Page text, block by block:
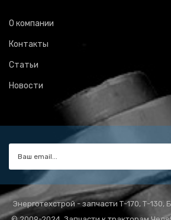
О компании
Контакты
Статьи
Новости
Энерготехстрой - запчасти Т-170, Т-130,